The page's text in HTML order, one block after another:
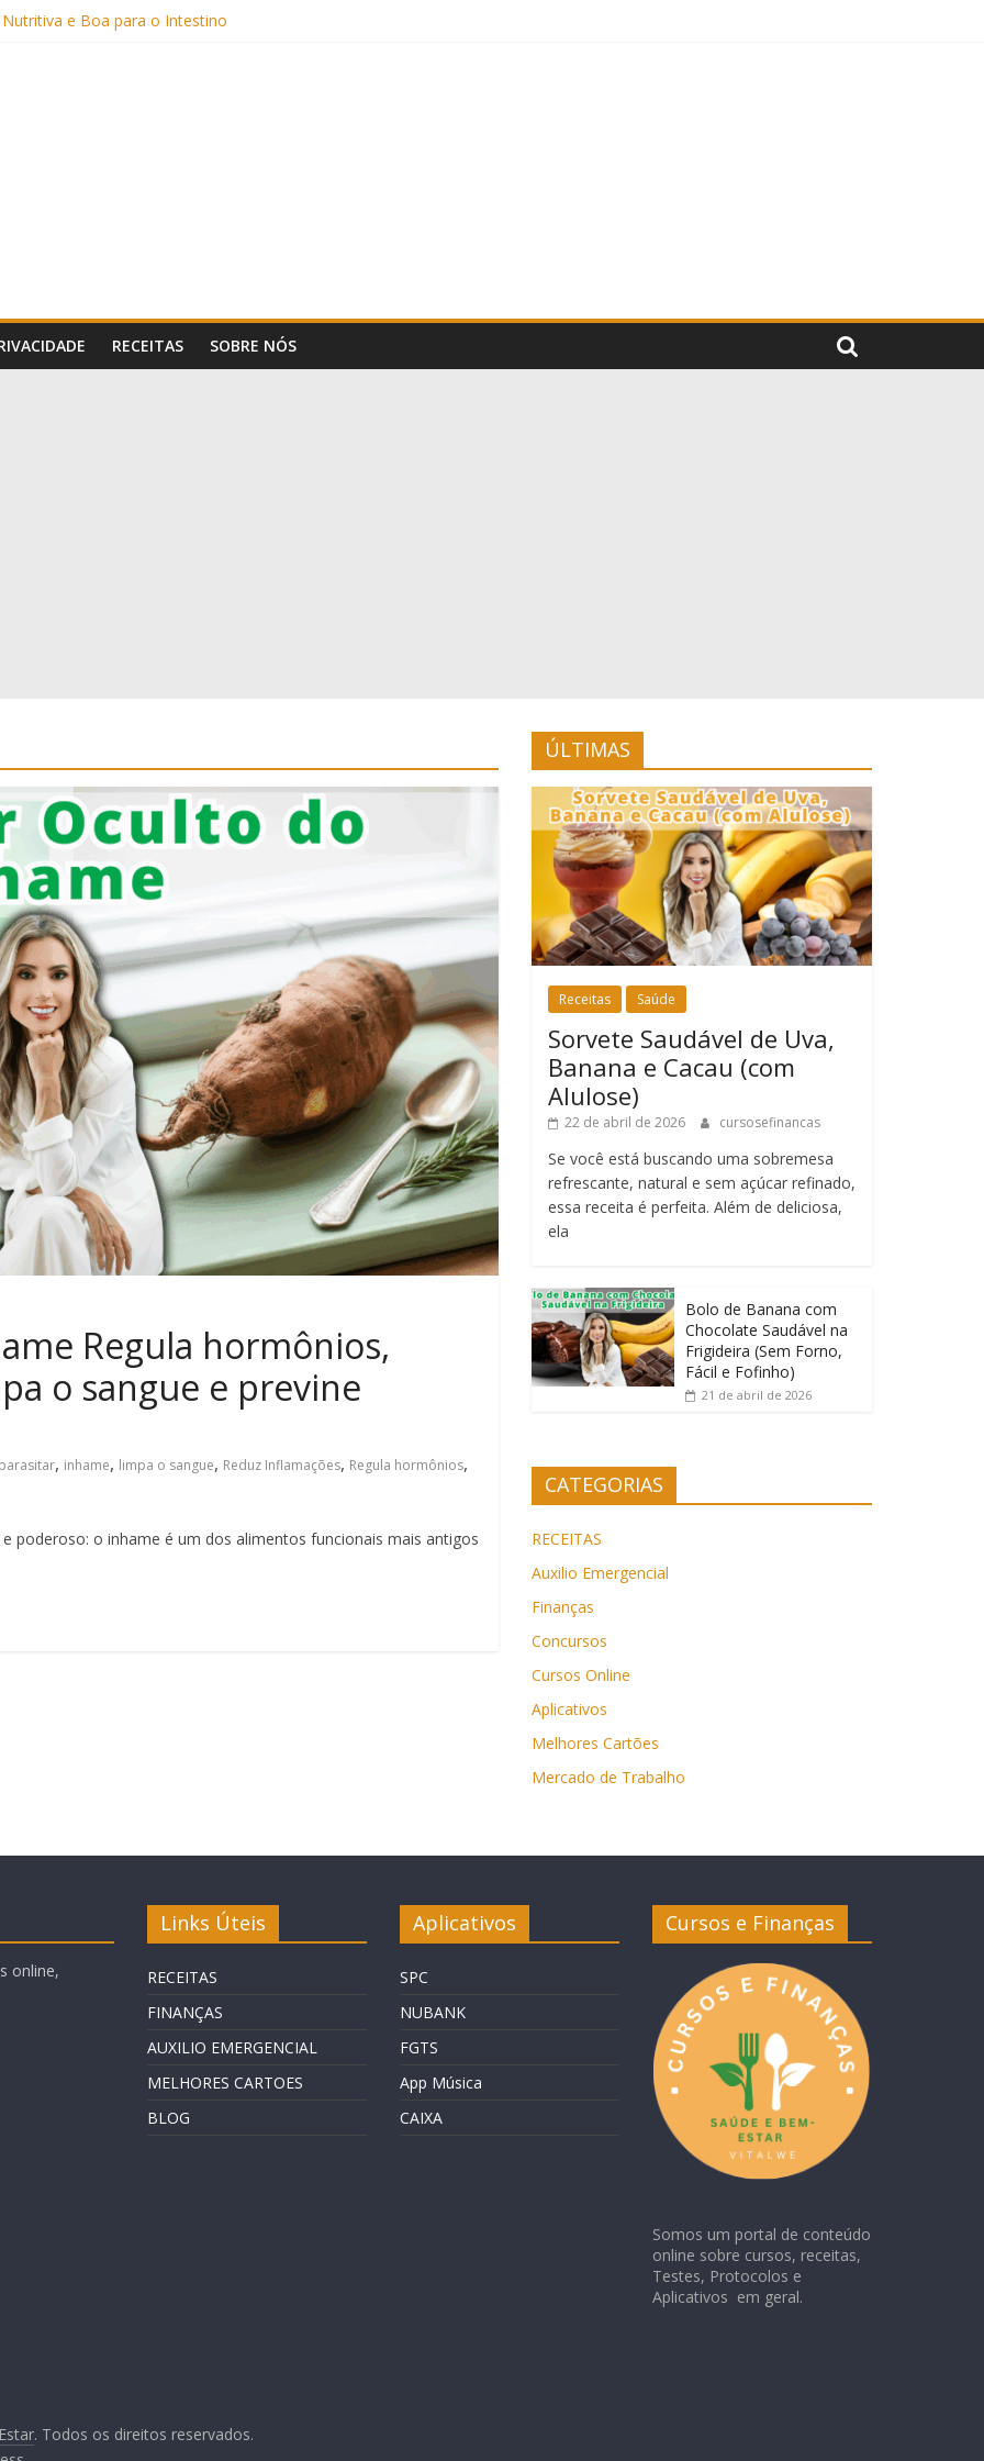
e Boa para o Intestino
(Sem Forno, Fácil e Fofinho)
Receita Prática e Deliciosa
RECEITAS SOBRE NÓS
Regula hormônios,
o sangue e previne
, inhame, limpa o sangue, Reduz Inflamações, Regula hormônios,
poderoso: o inhame é um dos alimentos funcionais mais antigos
ÚLTIMAS
Receitas Saúde
Sorvete Saudável de Uva,
Banana e Cacau (com
Alulose)
22 de abril de 2026 cursosefinancas
Se você está buscando uma sobremesa
refrescante, natural e sem açúcar refinado,
essa receita é perfeita. Além de deliciosa,
ela
Bolo de Banana com
Chocolate Saudável na
Frigideira (Sem Forno,
Fácil e Fofinho)
21 de abril de 2026
CATEGORIAS
RECEITAS
Auxilio Emergencial
Finanças
Concursos
Cursos Online
Aplicativos
Melhores Cartões
Mercado de Trabalho
online,
Links Úteis
RECEITAS
FINANÇAS
AUXILIO EMERGENCIAL
MELHORES CARTOES
BLOG
Aplicativos
SPC
NUBANK
FGTS
App Música
CAIXA
Cursos e Finanças
Somos um portal de conteúdo
online sobre cursos, receitas,
Testes, Protocolos e
Aplicativos em geral.
. Todos os direitos reservados.